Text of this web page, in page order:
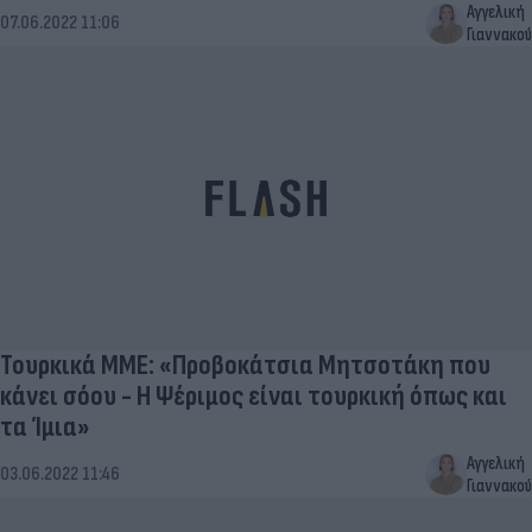
07.06.2022 11:06
Αγγελική
Γιαννακού
Τουρκικά ΜΜΕ: «Προβοκάτσια Μητσοτάκη που
κάνει σόου - Η Ψέριμος είναι τουρκική όπως και
τα Ίμια»
03.06.2022 11:46
Αγγελική
Γιαννακού